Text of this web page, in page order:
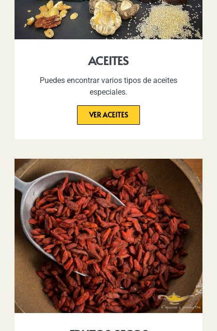
ACEITES
Puedes encontrar varios tipos de aceites
especiales.
VER ACEITES